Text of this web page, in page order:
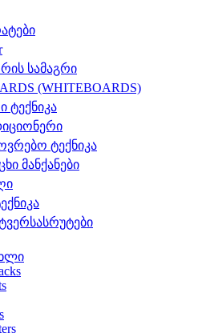
სამაგრი
(WHITEBOARDS)
ტექნიკა
ტექნიკა
მანქანები